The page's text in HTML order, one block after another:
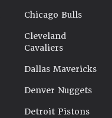
Chicago Bulls
Cleveland
Cavaliers
Dallas Mavericks
Denver Nuggets
Detroit Pistons